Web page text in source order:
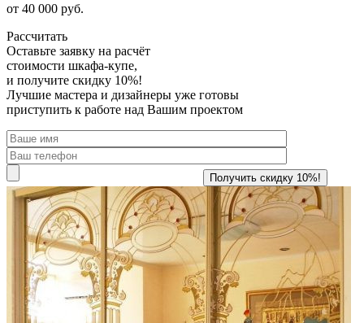
от 40 000 руб.
Рассчитать
Оставьте заявку на расчёт
стоимости шкафа-купе,
и получите скидку 10%!
Лучшие мастера и дизайнеры уже готовы
приступить к работе над Вашим проектом